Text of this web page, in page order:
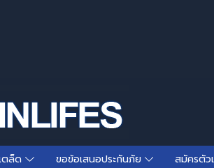
ตล็ด ขอข้อเสนอประกันภัย สมัครตัว